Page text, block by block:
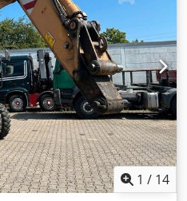
1 / 14